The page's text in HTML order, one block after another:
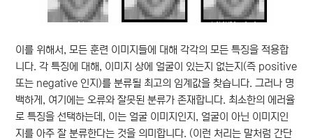
이를 위해서, 모든 훈련 이미지들에 대해 각각의 모든 특징을 적용합
니다. 각 특징에 대해, 이미지 상에 얼굴이 있는지 없는지(즉 positive
또는 negative 인지)를 분류될 최고의 임계값을 찾습니다. 그러나 명
백하게, 여기에는 오류와 잘못된 분류가 존재합니다. 최소한의 에러율
로 특징을 선택하는데, 이는 얼굴 이미지인지, 얼굴이 아닌 이미지인
지를 아주 잘 분류한다는 것을 의미합니다. (이런 처리는 말처럼 간단